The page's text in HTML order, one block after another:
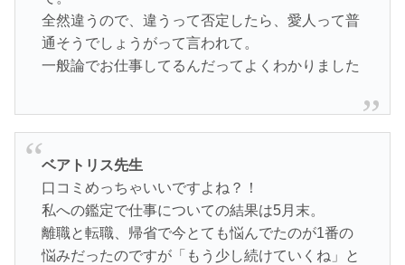
全然違うので、違うって否定したら、愛人って普
通そうでしょうがって言われて。
一般論でお仕事してるんだってよくわかりました
ベアトリス先生
口コミめっちゃいいですよね？！
私への鑑定で仕事についての結果は5月末。
離職と転職、帰省で今とても悩んでたのが1番の
悩みだったのですが「もう少し続けていくね」と